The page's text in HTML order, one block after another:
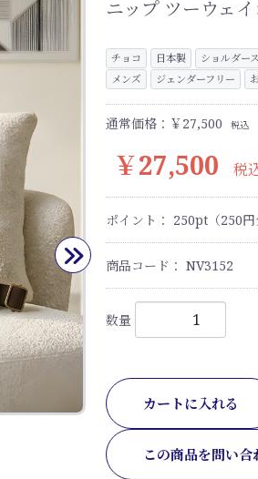
ニップ ツーウェ
チョコ 日本製 ショルダー
メンズ
ジェンダーフリー
通常価格：￥27,500 税込
￥27,500 税
ポイント： 250pt（250円
商品コード： NV3152
数量
カートに入れる
この商品を問い合